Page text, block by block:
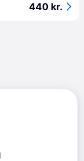
440 kr.